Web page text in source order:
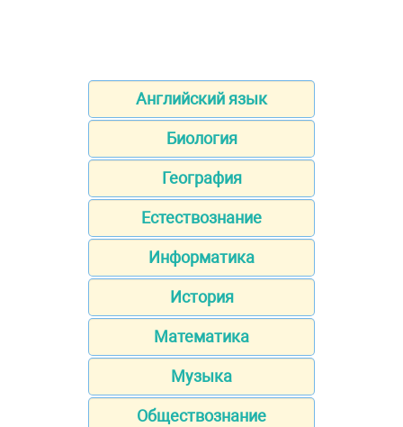
Английский язык
Биология
География
Естествознание
Информатика
История
Математика
Музыка
Обществознание